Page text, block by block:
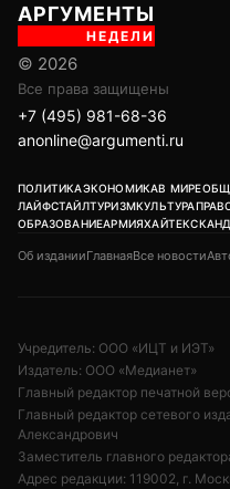
АРГУМЕНТЫ
НЕДЕЛИ
© 2026
Все права защищены
+7 (495) 981-68-36
anonline@argumenti.ru
ПОЛИТИКАЭКОНОМИКАВ МИРЕ
ЛАЙФСТАЙЛТУРИЗМКУЛЬТУРА
ОБРАЗОВАНИЕАРМИЯХАЙТЕК
Об изданииГлавнаяВсе новости
Учредитель: ООО «ИЦТ и ИЭТ»
Издатель: ООО «Медианет»
Главный редактор печатной
Главный редактор сетевого
Александрович
Заместитель главного
Адрес редакции: 119002, г.